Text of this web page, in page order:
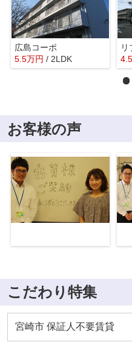
広島コーポ
5.5万円 / 2LDK
リ
4.5
お客様の声
こだわり特集
宮崎市 保証人不要賃貸